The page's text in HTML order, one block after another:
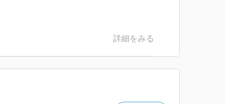
詳細をみる